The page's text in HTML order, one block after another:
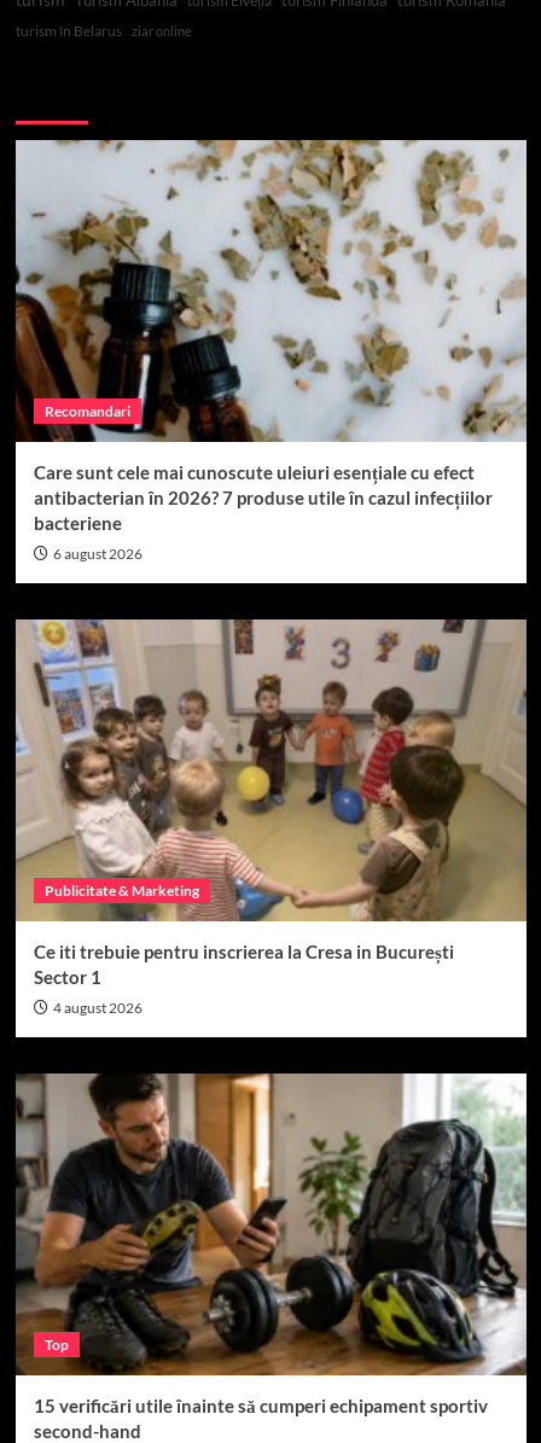
turism în Belarus ziar online
Recomandari
Care sunt cele mai cunoscute uleiuri esențiale cu efect
antibacterian în 2026? 7 produse utile în cazul infecțiilor
bacteriene
6 august 2026
Publicitate & Marketing
Ce iti trebuie pentru inscrierea la Cresa in București
Sector 1
4 august 2026
Top
15 verificări utile înainte să cumperi echipament sportiv
second-hand